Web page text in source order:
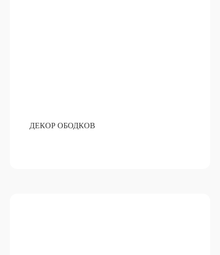
ДЕКОР ОБОДКОВ